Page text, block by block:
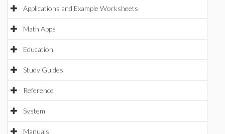
Applications and Example Worksheets
Math Apps
Education
Study Guides
Reference
System
Manuals